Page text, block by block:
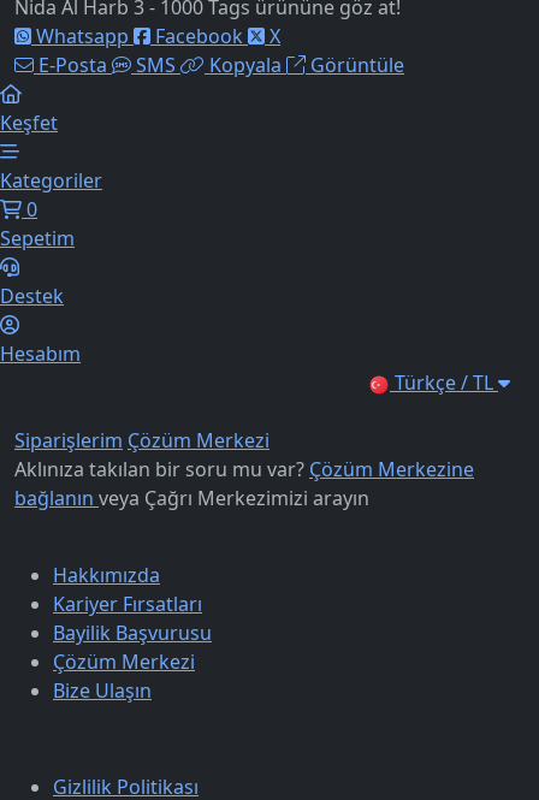
Nida Al Harb 3 - 1000 Tags ürününe göz at!
Whatsapp
Facebook
X
E-Posta
SMS Kopyala Görüntüle
Keşfet
Kategoriler
0
Sepetim
Destek
Hesabım
Türkçe / TL
Siparişlerim Çözüm Merkezi
Aklınıza takılan bir soru mu var? Çözüm Merkezine
bağlanın veya Çağrı Merkezimizi arayın
Hakkımızda
Kariyer Fırsatları
Bayilik Başvurusu
Çözüm Merkezi
Bize Ulaşın
Gizlilik Politikası